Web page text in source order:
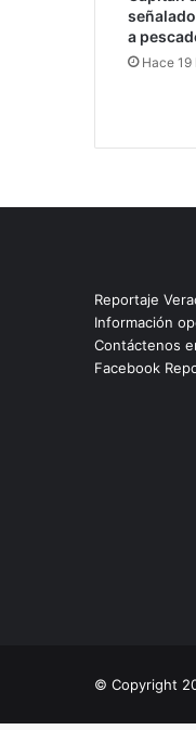
a
Hace 19
Reportaje
Información
Contáctenos
Facebook
© Copyright